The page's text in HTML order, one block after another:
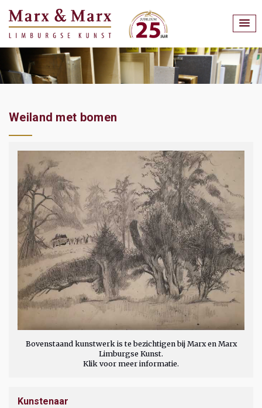
Weiland met bomen
Bovenstaand kunstwerk is te bezichtigen bij Marx en Marx
Limburgse Kunst.
Klik voor meer informatie.
Kunstenaar